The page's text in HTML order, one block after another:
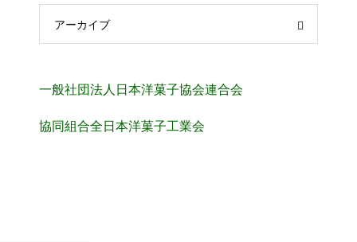
アーカイブ
一般社団法人日本洋菓子協会連合会
協同組合全日本洋菓子工業会